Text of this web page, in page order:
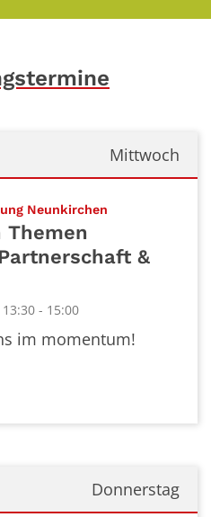
Mittwoch
Neunkirchen
Themen
&
- 15:00
im momentum!
Donnerstag